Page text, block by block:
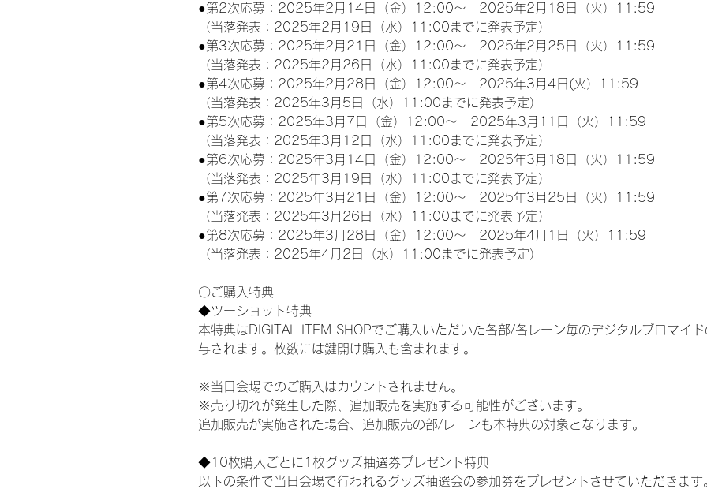
●第2次応募：2025年2月14日（金）12:00～　2025年2月18日（火）11:59
（当落発表：2025年2月19日（水）11:00までに発表予定）
●第3次応募：2025年2月21日（金）12:00～　2025年2月25日（火）11:59
（当落発表：2025年2月26日（水）11:00までに発表予定）
●第4次応募：2025年2月28日（金）12:00～　2025年3月4日(火）11:59
（当落発表：2025年3月5日（水）11:00までに発表予定）
●第5次応募：2025年3月7日（金）12:00～　2025年3月11日（火）11:59
（当落発表：2025年3月12日（水）11:00までに発表予定）
●第6次応募：2025年3月14日（金）12:00～　2025年3月18日（火）11:59
（当落発表：2025年3月19日（水）11:00までに発表予定）
●第7次応募：2025年3月21日（金）12:00～　2025年3月25日（火）11:59
（当落発表：2025年3月26日（水）11:00までに発表予定）
●第8次応募：2025年3月28日（金）12:00～　2025年4月1日（火）11:59
（当落発表：2025年4月2日（水）11:00までに発表予定）
〇ご購入特典
◆ツーショット特典
本特典はDIGITAL ITEM SHOPでご購入いただいた各部/各レーン毎のデジタルブロマイ
与されます。枚数には鍵開け購入も含まれます。
※当日会場でのご購入はカウントされません。
※売り切れが発生した際、追加販売を実施する可能性がございます。
追加販売が実施された場合、追加販売の部/レーンも本特典の対象となります。
◆10枚購入ごとに1枚グッズ抽選券プレゼント特典
以下の条件で当日会場で行われるグッズ抽選会の参加券をプレゼントさせていただきます